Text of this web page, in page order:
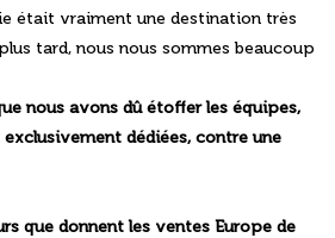
était vraiment une destination très
tard, nous nous sommes beaucoup
nous avons dû étoffer les équipes,
dédiées, contre une
que donnent les ventes Europe de